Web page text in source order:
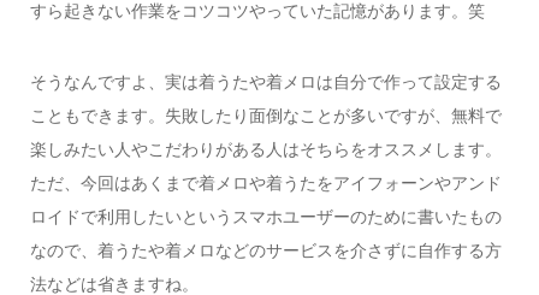
すら起きない作業をコツコツやっていた記憶があります。笑
そうなんですよ、実は着うたや着メロは自分で作って設定する
こともできます。失敗したり面倒なことが多いですが、無料で
楽しみたい人やこだわりがある人はそちらをオススメします。
ただ、今回はあくまで着メロや着うたをアイフォーンやアンド
ロイドで利用したいというスマホユーザーのために書いたもの
なので、着うたや着メロなどのサービスを介さずに自作する方
法などは省きますね。